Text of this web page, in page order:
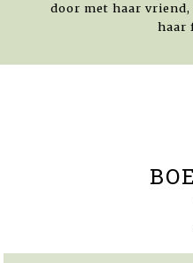
door met haar
haar